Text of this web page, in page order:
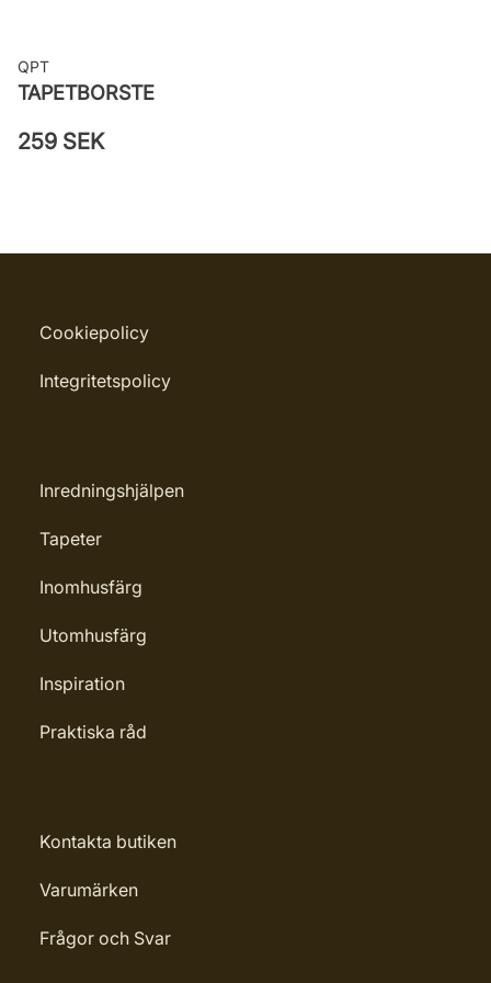
QPT
TAPETBORSTE
259 SEK
Cookiepolicy
Integritetspolicy
Inredningshjälpen
Tapeter
Inomhusfärg
Utomhusfärg
Inspiration
Praktiska råd
Kontakta butiken
Varumärken
Frågor och Svar